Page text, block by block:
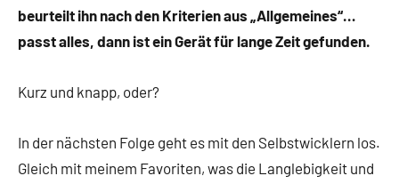
beurteilt ihn nach den Kriterien aus „Allgemeines“…
passt alles, dann ist ein Gerät für lange Zeit gefunden.
Kurz und knapp, oder?
In der nächsten Folge geht es mit den Selbstwicklern los.
Gleich mit meinem Favoriten, was die Langlebigkeit und